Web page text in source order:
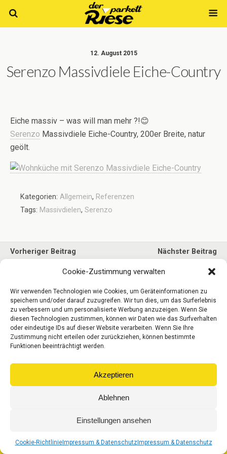
Cookie-Zustimmung verwalten
Wir verwenden Technologien wie Cookies, um Geräteinformationen zu
speichern und/oder darauf zuzugreifen. Wir tun dies, um das Surferlebnis
zu verbessern und um personalisierte Werbung anzuzeigen. Wenn Sie
diesen Technologien zustimmen, können wir Daten wie das Surfverhalten
oder eindeutige IDs auf dieser Website verarbeiten. Wenn Sie Ihre
Zustimmung nicht erteilen oder zurückziehen, können bestimmte
Funktionen beeinträchtigt werden.
Akzeptieren
Ablehnen
Einstellungen ansehen
Cookie-RichtlinieImpressum & DatenschutzImpressum & Datenschutz
12. August 2015
Serenzo Massivdiele Eiche-Country
Eiche massiv – was will man mehr ?!😊
Serenzo Massivdiele Eiche-Country, 200er Breite, natur
geölt.
Kategorien: Allgemein, Referenzen
Tags: Massivdielen, Serenzo
Vorheriger Beitrag
Nächster Beitrag
Zum Seitenanfang
Mobil Desktop